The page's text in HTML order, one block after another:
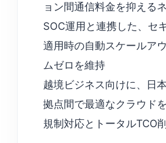
ョン間通信料金を抑える
SOC運用と連携した、セ
適用時の自動スケールア
ムゼロを維持
越境ビジネス向けに、日
拠点間で最適なクラウド
規制対応とトータルTCO